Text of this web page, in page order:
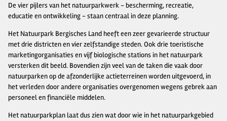
De vier pijlers van het natuurparkwerk - bescherming, recreatie,
educatie en ontwikkeling - staan centraal in deze planning.
Het Natuurpark Bergisches Land heeft een zeer gevarieerde structuur
met drie districten en vier zelfstandige steden. Ook drie toeristische
marketingorganisaties en vijf biologische stations in het natuurpark
versterken dit beeld. Bovendien zijn veel van de taken die vaak door
natuurparken op de afzonderlijke actieterreinen worden uitgevoerd, in
het verleden door andere organisaties overgenomen wegens gebrek aan
personeel en financiële middelen.
Het natuurparkplan laat dus zien wat door wie in het natuurparkgebied